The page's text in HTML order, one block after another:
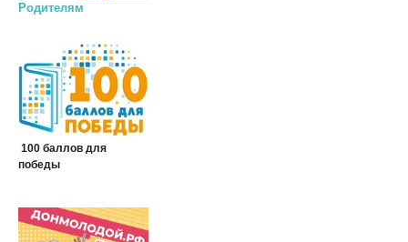
Родителям
100 баллов для
победы